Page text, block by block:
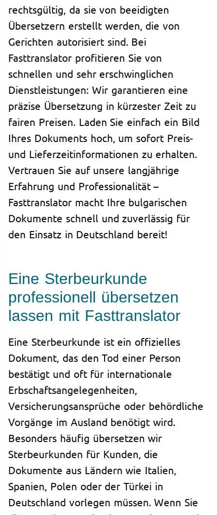
rechtsgültig, da sie von beeidigten
Übersetzern erstellt werden, die von
Gerichten autorisiert sind. Bei
Fasttranslator profitieren Sie von
schnellen und sehr erschwinglichen
Dienstleistungen: Wir garantieren eine
präzise Übersetzung in kürzester Zeit zu
fairen Preisen. Laden Sie einfach ein Bild
Ihres Dokuments hoch, um sofort Preis-
und Lieferzeitinformationen zu erhalten.
Vertrauen Sie auf unsere langjährige
Erfahrung und Professionalität –
Fasttranslator macht Ihre bulgarischen
Dokumente schnell und zuverlässig für
den Einsatz in Deutschland bereit!
Eine Sterbeurkunde
professionell übersetzen
lassen mit Fasttranslator
Eine Sterbeurkunde ist ein offizielles
Dokument, das den Tod einer Person
bestätigt und oft für internationale
Erbschaftsangelegenheiten,
Versicherungsansprüche oder behördliche
Vorgänge im Ausland benötigt wird.
Besonders häufig übersetzen wir
Sterbeurkunden für Kunden, die
Dokumente aus Ländern wie Italien,
Spanien, Polen oder der Türkei in
Deutschland vorlegen müssen. Wenn Sie